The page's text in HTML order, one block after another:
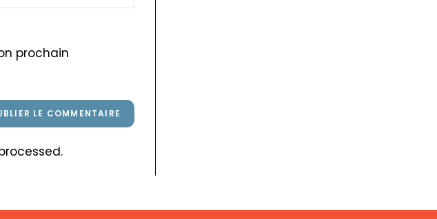
prochain
.